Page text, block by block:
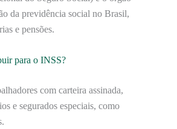
da previdência social no Brasil,
e pensões.
para o INSS?
com carteira assinada,
e segurados especiais, como